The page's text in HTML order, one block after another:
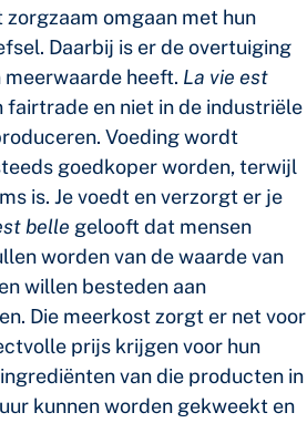
omgaan met hun
Daarbij is er de overtuiging
heeft. La vie est
fairtrade en niet in de industriële
Voeding wordt
goedkoper worden, terwijl
is. Je voedt en verzorgt er je
belle gelooft dat mensen
worden van de waarde van
willen besteden aan
Die meerkost zorgt er net voor
prijs krijgen voor hun
van die producten in
kunnen worden gekweekt en